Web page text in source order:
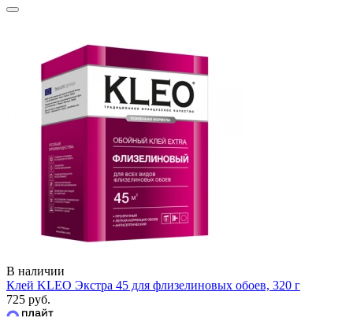
В наличии
Клей KLEO Экстра 45 для флизелиновых обоев, 320 г
725 руб.